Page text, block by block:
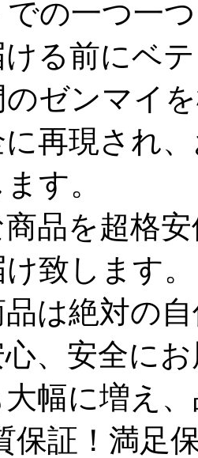
での一つ一
る前にベ
のゼンマイ
再現され
す。
品を超格
致します。
は絶対の
、安全に
幅に増え
保証！満足